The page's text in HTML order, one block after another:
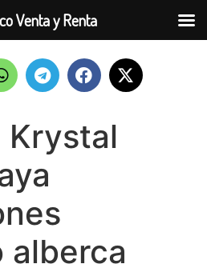
Krystal
alberca
Venta y Renta